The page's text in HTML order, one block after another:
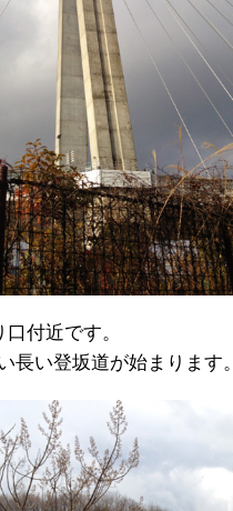
付近です。
長い登坂道が始まります。